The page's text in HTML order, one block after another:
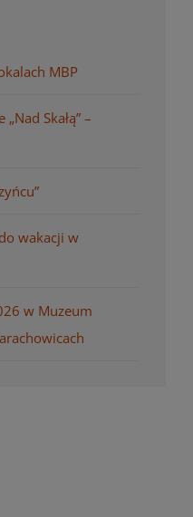
MBP
Skałą” –
wakacji w
w Muzeum